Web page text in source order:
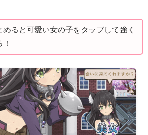
めると可愛い女の子をタップして強く